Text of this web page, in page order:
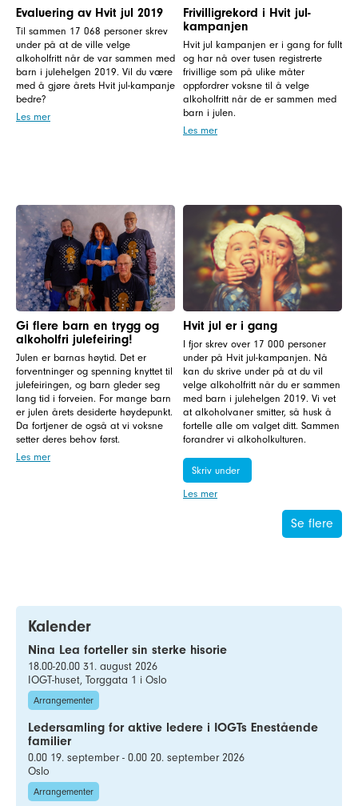
Evaluering av Hvit jul 2019
Til sammen 17 068 personer skrev
under på at de ville velge
alkoholfritt når de var sammen med
barn i julehelgen 2019. Vil du være
med å gjøre årets Hvit jul-kampanje
bedre?
Les mer
Frivilligrekord i Hvit jul-
kampanjen
Hvit jul kampanjen er i gang for fullt
og har nå over tusen registrerte
frivillige som på ulike måter
oppfordrer voksne til å velge
alkoholfritt når de er sammen med
barn i julen.
Les mer
Gi flere barn en trygg og
alkoholfri julefeiring!
Julen er barnas høytid. Det er
forventninger og spenning knyttet til
julefeiringen, og barn gleder seg
lang tid i forveien. For mange barn
er julen årets desiderte høydepunkt.
Da fortjener de også at vi voksne
setter deres behov først.
Les mer
Hvit jul er i gang
I fjor skrev over 17 000 personer
under på Hvit jul-kampanjen. Nå
kan du skrive under på at du vil
velge alkoholfritt når du er sammen
med barn i julehelgen 2019. Vi vet
at alkoholvaner smitter, så husk å
fortelle alle om valget ditt. Sammen
forandrer vi alkoholkulturen.
Skriv under
Les mer
Se flere
Kalender
Nina Lea forteller sin sterke hisorie
18.00-20.00 31. august 2026
IOGT-huset, Torggata 1 i Oslo
Arrangementer
Ledersamling for aktive ledere i IOGTs Enestående
familier
0.00 19. september - 0.00 20. september 2026
Oslo
Arrangementer